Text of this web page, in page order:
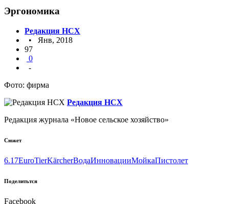
Эргономика
Редакция НСХ
• Янв, 2018
97
0
-
Фото: фирма
Редакция НСХ
Редакция журнала «Новое сельское хозяйство»
Сюжет
6.17EuroTierKärcherВодаИнновацииМойкаПистолет
Поделитьтся
Facebook